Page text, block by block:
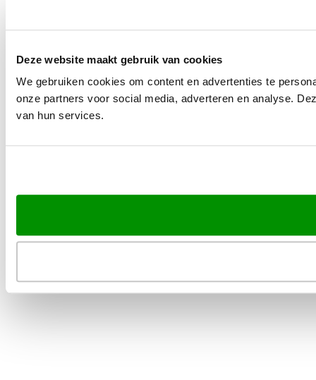
Deze website maakt gebruik van cookies
We gebruiken cookies om content en advertenties te
onze partners voor social media, adverteren en analyse.
van hun services.